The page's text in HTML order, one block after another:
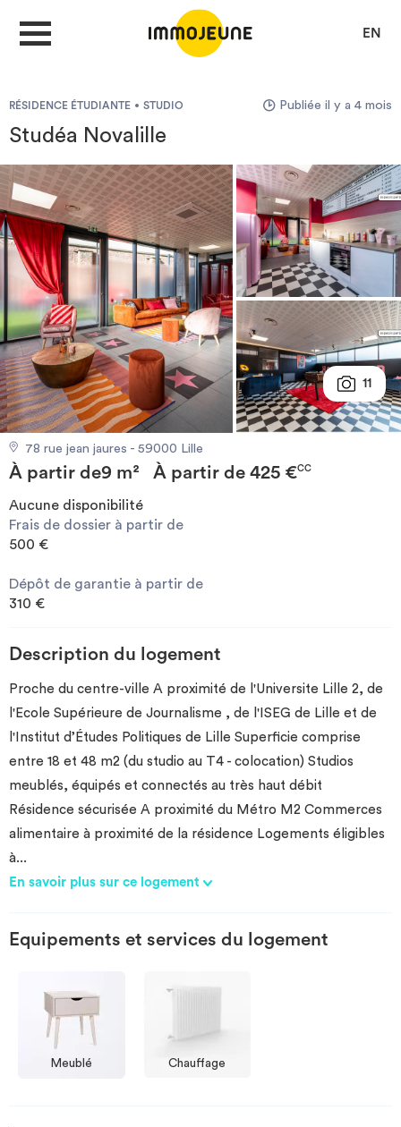
EN
DÉPOSER UNE ANNONCE
Je cherche un logement
Je propose un bien
Villes
Investir
Blog
RÉSIDENCE ÉTUDIANTE STUDIO Publiée il y a 4 mois
Studéa Novalille
11
78 rue jean jaures - 59000 Lille
À partir de9 m² À partir de 425 €CC
Aucune disponibilité
Frais de dossier à partir de
500 €
Dépôt de garantie à partir de
310 €
Description du logement
Proche du centre-ville A proximité de l'Universite Lille 2, de
l'Ecole Supérieure de Journalisme , de l'ISEG de Lille et de
l'Institut d’Études Politiques de Lille Superficie comprise
entre 18 et 48 m2 (du studio au T4 - colocation) Studios
meublés, équipés et connectés au très haut débit
Résidence sécurisée A proximité du Métro M2 Commerces
alimentaire à proximité de la résidence Logements éligibles
à...
En savoir plus sur ce logement
Equipements et services du logement
Meublé Chauffage